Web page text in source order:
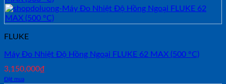
FLUKE
Máy Đo Nhiệt Độ Hồng Ngoại FLUKE 62 MAX (500 °C)
3,150,000₫
Đặt mua